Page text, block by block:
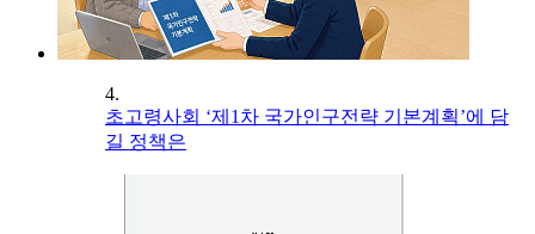
4.
초고령사회 ‘제1차 국가인구전략 기본계획’에 담
길 정책은